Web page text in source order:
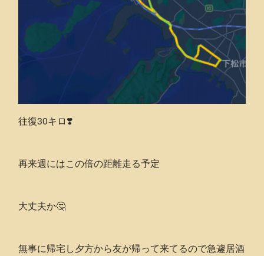
往復30キロ❣️
再来週にはこの倍の距離走る予定
大丈夫か🤔
無事に帰宅し夕方から友が帰って来てるので急遽居酒